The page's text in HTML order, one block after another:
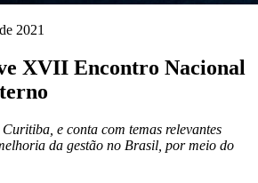
2021
XVII Encontro Nacional
e conta com temas relevantes
da gestão no Brasil, por meio do